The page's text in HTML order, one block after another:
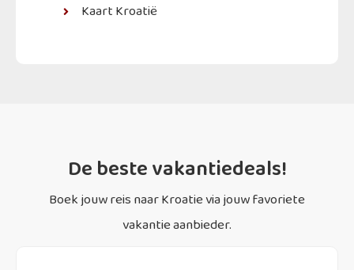
Kaart Kroatië
De beste vakantiedeals!
Boek jouw reis naar Kroatie via jouw favoriete
vakantie aanbieder.